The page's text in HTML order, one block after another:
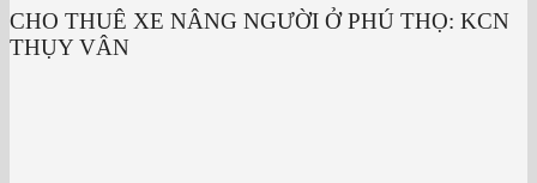
CHO THUÊ XE NÂNG NGƯỜI Ở PHÚ THỌ: KCN
THỤY VÂN